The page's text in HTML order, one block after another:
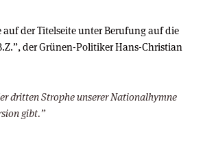
auf der Titelseite unter Berufung auf die
der Grünen-Politiker Hans-Christian
dritten Strophe unserer Nationalhymne
gibt.”